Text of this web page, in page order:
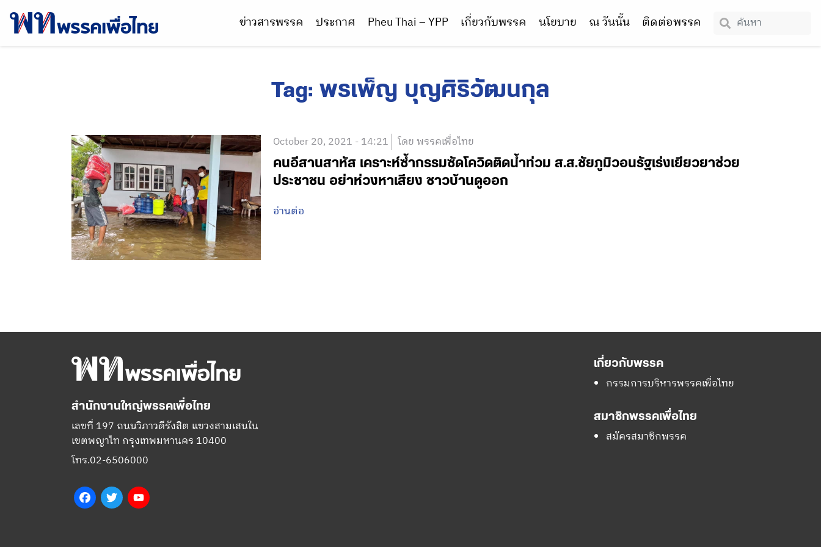
ข่าวสารพรรค ประกาศ Pheu Thai – YPP เกี่ยวกับพรรค นโยบาย ณ วันนั้น ติดต่อพรรค
Tag: พรเพ็ญ บุญศิริวัฒนกุล
October 20, 2021 - 14:21 โดย พรรคเพื่อไทย
คนอีสานสาหัส เคราะห์ซ้ำกรรมซัดโควิดติดน้ำท่วม ส.ส.ชัยภูมิวอนรัฐเร่งเยียวยาช่วย
ประชาชน อย่าห่วงหาเสียง ชาวบ้านดูออก
อ่านต่อ
สำนักงานใหญ่พรรคเพื่อไทย
เลขที่ 197 ถนนวิภาวดีรังสิต แขวงสามเสนใน
เขตพญาไท กรุงเทพมหานคร 10400
โทร.02-6506000
FacebookTwitter
เกี่ยวกับพรรค
กรรมการบริหารพรรคเพื่อไทย
สมาชิกพรรคเพื่อไทย
สมัครสมาชิกพรรค